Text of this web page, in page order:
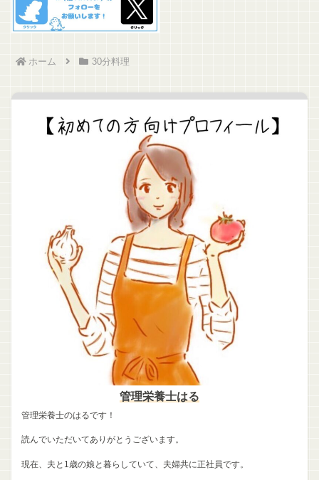
ホーム 30分料理
管理栄養士はる
管理栄養士のはるです！
読んでいただいてありがとうございます。
現在、夫と1歳の娘と暮らしていて、夫婦共に正社員です。